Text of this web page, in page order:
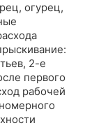
огурец,
2-е
первого
рабочей